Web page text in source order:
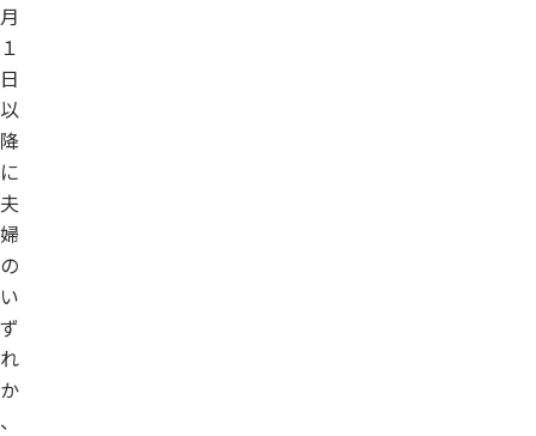
月
１
日
以
降
に
夫
婦
の
い
ず
れ
か
、